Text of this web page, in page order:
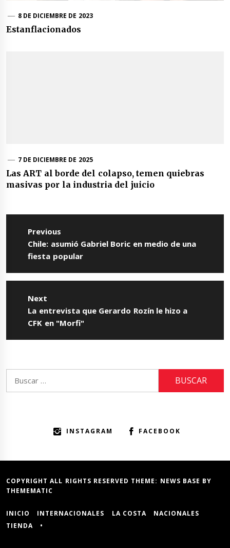
8 DE DICIEMBRE DE 2023
Estanflacionados
7 DE DICIEMBRE DE 2025
Las ART al borde del colapso, temen quiebras
masivas por la industria del juicio
Navegación
entradas
Previous
Previous
post:
Chile: asumió Gabriel Boric en medio de una
fiesta popular
Next
Next
post:
La entrevista que Gerardo Rozín le hizo a
CFK en "Morfi"
INSTAGRAM FACEBOOK
COPYRIGHT ALL RIGHTS RESERVED THEME: NEWS BASE BY
THEMEMATIC
INICIO INTERNACIONALES LA COSTA
NACIONALES
TIENDA
•